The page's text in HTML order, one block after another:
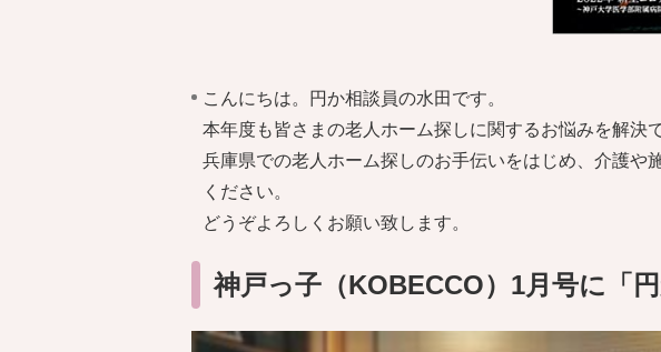
こんにちは。円か相談員の水田です。
本年度も皆さまの老人ホーム探しに関するお悩みを解決
兵庫県での老人ホーム探しのお手伝いをはじめ、介護
ください。
どうぞよろしくお願い致します。
神戸っ子（KOBECCO）1月号に「